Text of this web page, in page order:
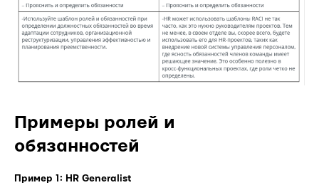
Примеры ролей и
обязанностей
Пример 1: HR Generalist